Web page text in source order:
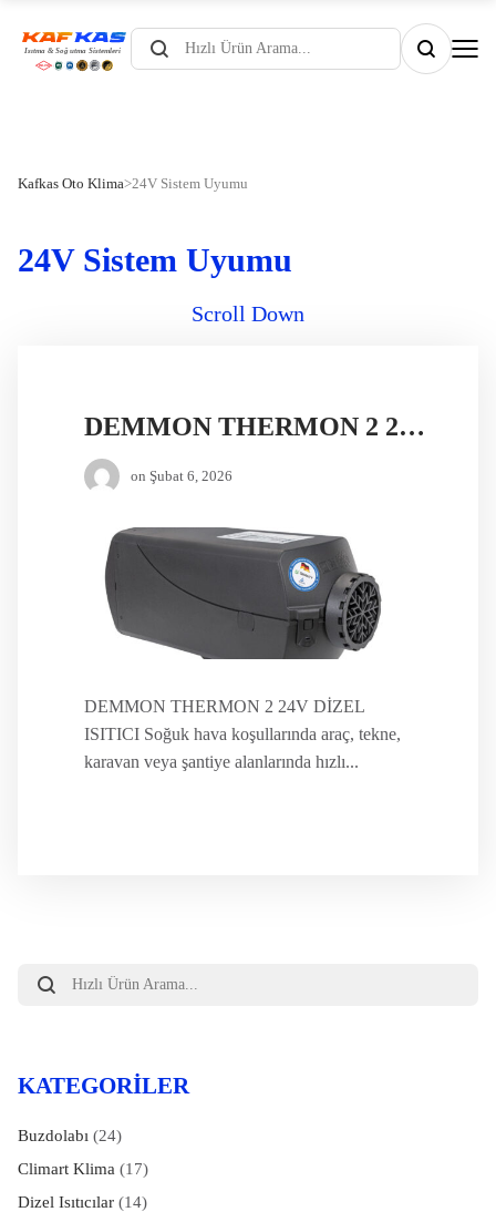
Products
search
Kafkas Oto Klima>24V Sistem Uyumu
24V Sistem Uyumu
Scroll Down
DEMMON THERMON 2 24V DİZEL ISITICI
on Şubat 6, 2026
DEMMON THERMON 2 24V DİZEL
ISITICI Soğuk hava koşullarında araç, tekne,
karavan veya şantiye alanlarında hızlı...
search
KATEGORILER
Buzdolabı (24)
Climart Klima (17)
Dizel Isıtıcılar(14)